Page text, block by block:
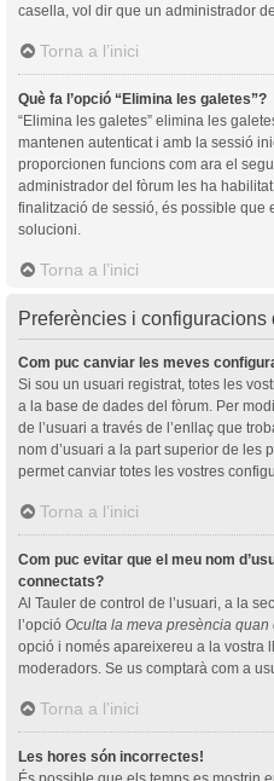
casella, vol dir que un administrador
Torna a l’inici
Què fa l’opció “Elimina les galetes”?
“Elimina les galetes” elimina les
mantenen autenticat i amb la sessió
proporcionen funcions com ara el
administrador del fòrum les ha
finalització de sessió, és possible que
solucioni.
Torna a l’inici
Preferències i configuracions
Com puc canviar les meves
Si sou un usuari registrat, totes les
a la base de dades del fòrum. Per
de l’usuari a través de l’enllaç que
nom d’usuari a la part superior de les
permet canviar totes les vostres
Torna a l’inici
Com puc evitar que el meu nom
connectats?
Al Tauler de control de l’usuari, a la
l’opció Oculta la meva presència quan
opció i només apareixereu a la vostra
moderadors. Se us comptarà com a
Torna a l’inici
Les hores són incorrectes!